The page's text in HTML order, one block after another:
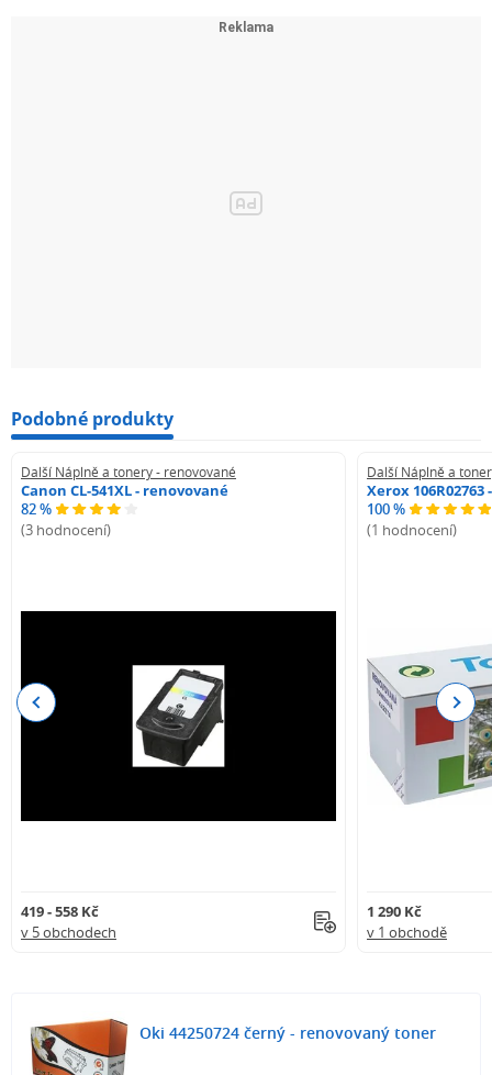
Podobné produkty
Další Náplně a tonery - renovované
Canon CL-541XL - renovované
82 %
(3 hodnocení)
419 - 558 Kč
v 5 obchodech
Další Náplně a
Xerox
100 %
(1 hodnocení)
1 290 Kč
v 1 obchodě
Previous Next
Oki 44250724 černý - renovovaný toner